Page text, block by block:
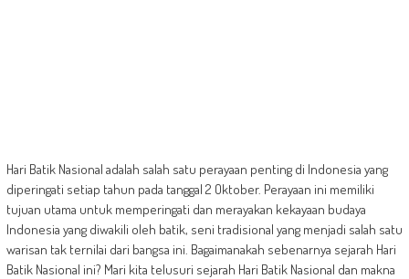
Hari Batik Nasional adalah salah satu perayaan penting di Indonesia yang
diperingati setiap tahun pada tanggal 2 Oktober. Perayaan ini memiliki
tujuan utama untuk memperingati dan merayakan kekayaan budaya
Indonesia yang diwakili oleh batik, seni tradisional yang menjadi salah satu
warisan tak ternilai dari bangsa ini. Bagaimanakah sebenarnya sejarah Hari
Batik Nasional ini? Mari kita telusuri sejarah Hari Batik Nasional dan makna